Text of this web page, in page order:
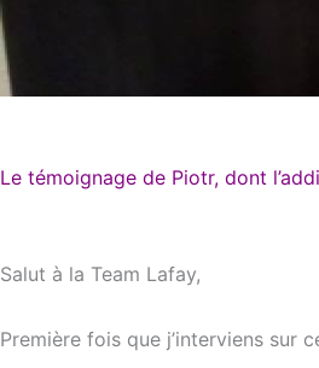
Le témoignage de Piotr, dont
Salut à la Team Lafay,
Première fois que j’interviens sur